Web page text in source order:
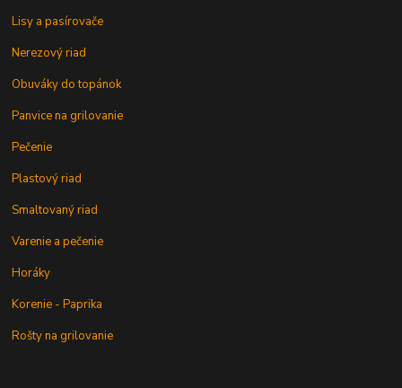
Lisy a pasírovače
Nerezový riad
Obuváky do topánok
Panvice na grilovanie
Pečenie
Plastový riad
Smaltovaný riad
Varenie a pečenie
Horáky
Korenie - Paprika
Rošty na grilovanie